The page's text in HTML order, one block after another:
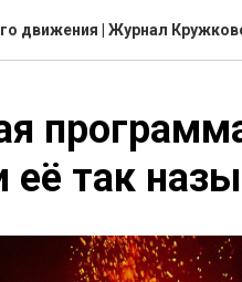
движения | Журнал
так